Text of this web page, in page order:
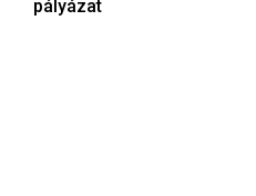
pályázat